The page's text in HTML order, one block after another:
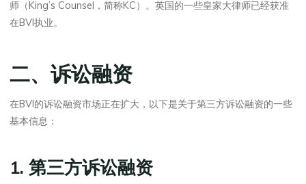
师（King’s Counsel，简称KC）。英国的一些皇家大律师已经获准
在BVI执业。
二、诉讼融资
在BVI的诉讼融资市场正在扩大，以下是关于第三方诉讼融资的一些
基本信息：
1. 第三方诉讼融资